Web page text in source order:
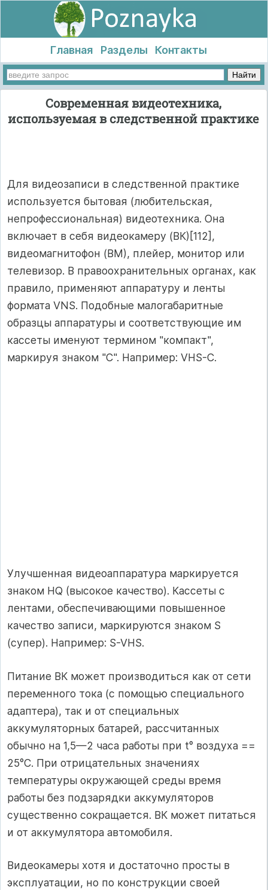
Главная Разделы Контакты
Современная видеотехника,
используемая в следственной практике
Для видеозаписи в следственной практике
используется бытовая (любительская,
непрофессиональная) видеотехника. Она
включает в себя видеокамеру (ВК)[112],
видеомагнитофон (ВМ), плейер, монитор или
телевизор. В правоохранительных органах, как
правило, применяют аппаратуру и ленты
формата VNS. Подобные малогабаритные
образцы аппаратуры и соответствующие им
кассеты именуют термином "компакт",
маркируя знаком "С". Например: VHS-C.
Улучшенная видеоаппаратура маркируется
знаком HQ (высокое качество). Кассеты с
лентами, обеспечивающими повышенное
качество записи, маркируются знаком S
(супер). Например: S-VHS.
Питание ВК может производиться как от сети
переменного тока (с помощью специального
адаптера), так и от специальных
аккумуляторных батарей, рассчитанных
обычно на 1,5—2 часа работы при t° воздуха ==
25°С. При отрицательных значениях
температуры окружающей среды время
работы без подзарядки аккумуляторов
существенно сокращается. ВК может питаться
и от аккумулятора автомобиля.
Видеокамеры хотя и достаточно просты в
эксплуатации, но по конструкции своей